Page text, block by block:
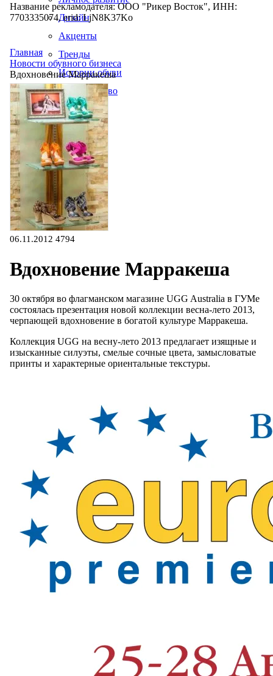
Дизайн
Акценты
Тренды
Истории обуви
Производство
Название рекламодателя: ООО "Рикер Восток", ИНН:
7703335074, erid: LjN8K37Ko
Главная
Новости обувного бизнеса
Вдохновение Марракеша
06.11.2012 4794
Вдохновение Марракеша
30 октября во флагманском магазине UGG Australia в ГУМе
состоялась презентация новой коллекции весна-лето 2013,
черпающей вдохновение в богатой культуре Марракеша.
Коллекция UGG на весну-лето 2013 предлагает изящные и
изысканные силуэты, смелые сочные цвета, замысловатые
принты и характерные ориентальные текстуры.